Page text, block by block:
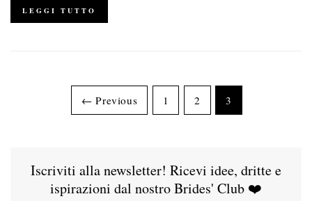
LEGGI TUTTO
← Previous 1 2 3
Iscriviti alla newsletter! Ricevi idee, dritte e
ispirazioni dal nostro Brides' Club ❤️